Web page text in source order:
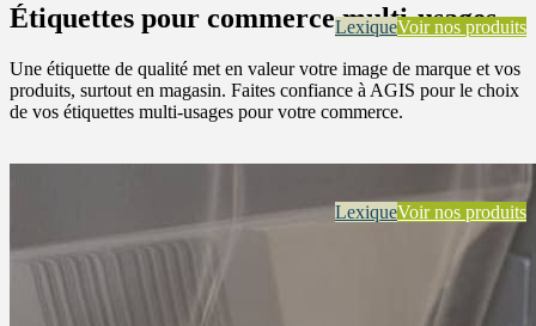
LexiqueVoir nos produits
Étiquettes pour commerce multi-usages
Une étiquette de qualité met en valeur votre image de marque et vos
produits, surtout en magasin. Faites confiance à AGIS pour le choix
de vos étiquettes multi-usages pour votre commerce.
LexiqueVoir nos produits